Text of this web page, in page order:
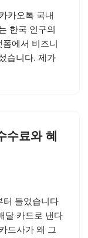
카오톡 국내
한국 인구의
에서 비즈니
습니다. 제가
수료와 혜
터 들었습니다
달 카드로 낸다
드사가 왜 그